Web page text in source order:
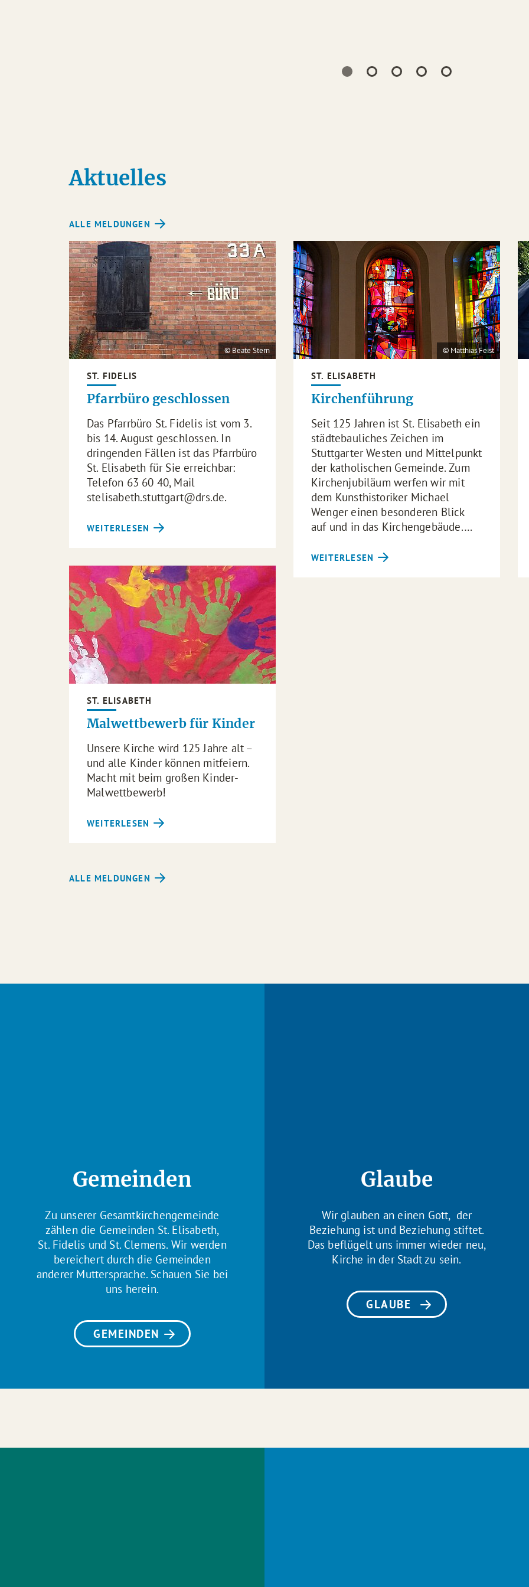
Aktuelles
ALLE MELDUNGEN
© Beate Stern
ST. FIDELIS
Pfarrbüro geschlossen
Das Pfarrbüro St. Fidelis ist vom 3.
bis 14. August geschlossen. In
dringenden Fällen ist das Pfarrbüro
St. Elisabeth für Sie erreichbar:
Telefon 63 60 40, Mail
stelisabeth.stuttgart@drs.de.
WEITERLESEN
© Matthias Feist
ST. ELISABETH
Kirchenführung
Seit 125 Jahren ist St. Elisabeth ein
städtebauliches Zeichen im
Stuttgarter Westen und Mittelpunkt
der katholischen Gemeinde. Zum
Kirchenjubiläum werfen wir mit
dem Kunsthistoriker Michael
Wenger einen besonderen Blick
auf und in das Kirchengebäude.…
WEITERLESEN
ST. ELISABETH
Malwettbewerb für Kinder
Unsere Kirche wird 125 Jahre alt –
und alle Kinder können mitfeiern.
Macht mit beim großen Kinder-
Malwettbewerb!
WEITERLESEN
ALLE MELDUNGEN
Gemeinden
Zu unserer Gesamtkirchengemeinde
zählen die Gemeinden St. Elisabeth,
St. Fidelis und St. Clemens. Wir werden
bereichert durch die Gemeinden
anderer Muttersprache. Schauen Sie bei
uns herein.
GEMEINDEN
Glaube
Wir glauben an einen Gott, der
Beziehung ist und Beziehung stiftet.
Das beflügelt uns immer wieder neu,
Kirche in der Stadt zu sein.
GLAUBE